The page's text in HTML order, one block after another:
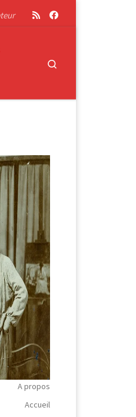
A propos
Accueil